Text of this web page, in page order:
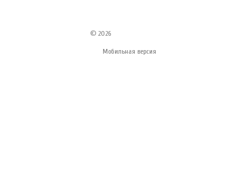
© 2026
Мобильная версия